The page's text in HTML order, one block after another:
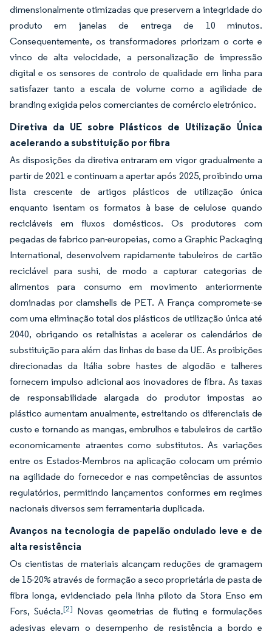
dimensionalmente otimizadas que preservem a integridade do
produto em janelas de entrega de 10 minutos.
Consequentemente, os transformadores priorizam o corte e
vinco de alta velocidade, a personalização de impressão
digital e os sensores de controlo de qualidade em linha para
satisfazer tanto a escala de volume como a agilidade de
branding exigida pelos comerciantes de comércio eletrónico.
Diretiva da UE sobre Plásticos de Utilização Única
acelerando a substituição por fibra
As disposições da diretiva entraram em vigor gradualmente a
partir de 2021 e continuam a apertar após 2025, proibindo uma
lista crescente de artigos plásticos de utilização única
enquanto isentam os formatos à base de celulose quando
recicláveis em fluxos domésticos. Os produtores com
pegadas de fabrico pan-europeias, como a Graphic Packaging
International, desenvolvem rapidamente tabuleiros de cartão
reciclável para sushi, de modo a capturar categorias de
alimentos para consumo em movimento anteriormente
dominadas por clamshells de PET. A França compromete-se
com uma eliminação total dos plásticos de utilização única até
2040, obrigando os retalhistas a acelerar os calendários de
substituição para além das linhas de base da UE. As proibições
direcionadas da Itália sobre hastes de algodão e talheres
fornecem impulso adicional aos inovadores de fibra. As taxas
de responsabilidade alargada do produtor impostas ao
plástico aumentam anualmente, estreitando os diferenciais de
custo e tornando as mangas, embrulhos e tabuleiros de cartão
economicamente atraentes como substitutos. As variações
entre os Estados-Membros na aplicação colocam um prémio
na agilidade do fornecedor e nas competências de assuntos
regulatórios, permitindo lançamentos conformes em regimes
nacionais diversos sem ferramentaria duplicada.
Avanços na tecnologia de papelão ondulado leve e de
alta resistência
Os cientistas de materiais alcançam reduções de gramagem
de 15-20% através de formação a seco proprietária de pasta de
fibra longa, evidenciado pela linha piloto da Stora Enso em
Fors, Suécia.[2] Novas geometrias de fluting e formulações
adesivas elevam o desempenho de resistência a bordo e